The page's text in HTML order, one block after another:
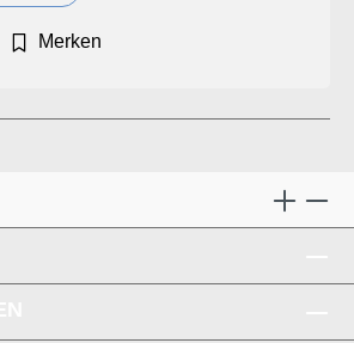
Merken